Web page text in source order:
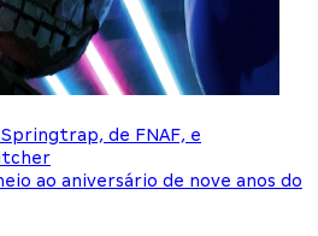
de FNAF, e
ao aniversário de nove anos do